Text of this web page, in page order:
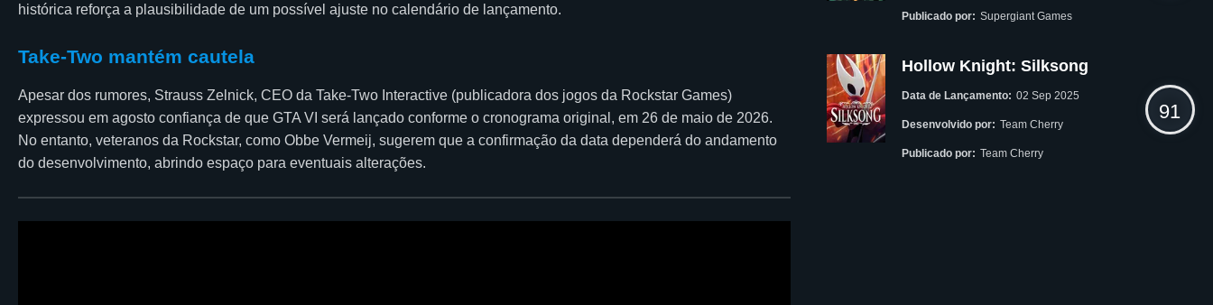
histórica reforça a plausibilidade de um possível ajuste no calendário de lançamento.
Take-Two mantém cautela
Apesar dos rumores, Strauss Zelnick, CEO da Take-Two Interactive (publicadora dos jogos da Rockstar Games)
expressou em agosto confiança de que GTA VI será lançado conforme o cronograma original, em 26 de maio de 2026.
No entanto, veteranos da Rockstar, como Obbe Vermeij, sugerem que a confirmação da data dependerá do andamento
do desenvolvimento, abrindo espaço para eventuais alterações.
Publicado por: Supergiant Games
Hollow Knight: Silksong
Data de Lançamento: 02 Sep 2025
Desenvolvido por: Team Cherry
Publicado por: Team Cherry
91